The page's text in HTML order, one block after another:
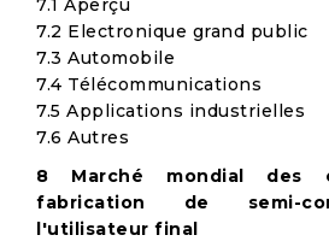
7.1 Aperçu
7.2 Electronique grand public
7.3 Automobile
7.4 Télécommunications
7.5 Applications industrielles
7.6 Autres
8 Marché mondial des
fabrication de semi-
l'utilisateur final